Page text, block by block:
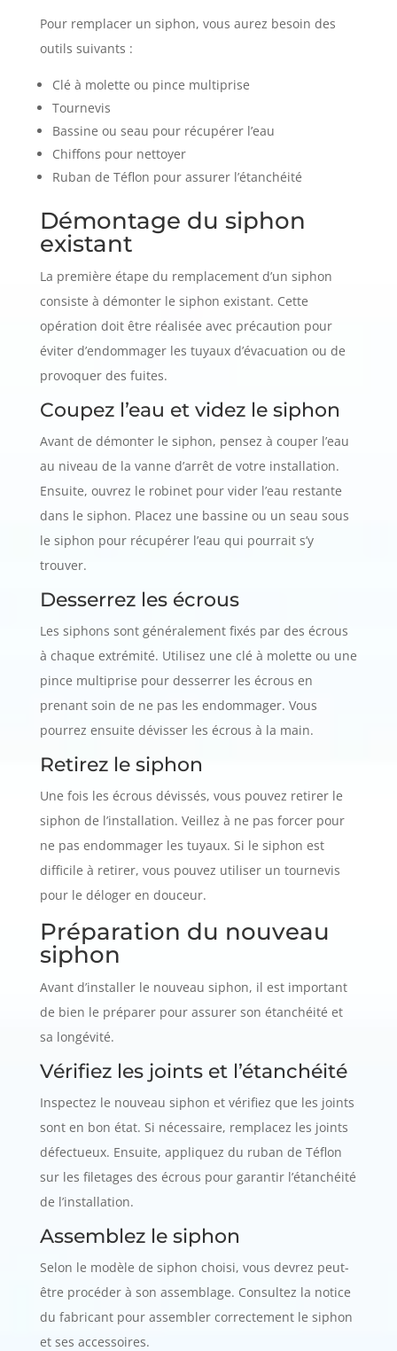
Pour remplacer un siphon, vous aurez besoin des
outils suivants :
Clé à molette ou pince multiprise
Tournevis
Bassine ou seau pour récupérer l’eau
Chiffons pour nettoyer
Ruban de Téflon pour assurer l’étanchéité
Démontage du siphon
existant
La première étape du remplacement d’un siphon
consiste à démonter le siphon existant. Cette
opération doit être réalisée avec précaution pour
éviter d’endommager les tuyaux d’évacuation ou de
provoquer des fuites.
Coupez l’eau et videz le siphon
Avant de démonter le siphon, pensez à couper l’eau
au niveau de la vanne d’arrêt de votre installation.
Ensuite, ouvrez le robinet pour vider l’eau restante
dans le siphon. Placez une bassine ou un seau sous
le siphon pour récupérer l’eau qui pourrait s’y
trouver.
Desserrez les écrous
Les siphons sont généralement fixés par des écrous
à chaque extrémité. Utilisez une clé à molette ou une
pince multiprise pour desserrer les écrous en
prenant soin de ne pas les endommager. Vous
pourrez ensuite dévisser les écrous à la main.
Retirez le siphon
Une fois les écrous dévissés, vous pouvez retirer le
siphon de l’installation. Veillez à ne pas forcer pour
ne pas endommager les tuyaux. Si le siphon est
difficile à retirer, vous pouvez utiliser un tournevis
pour le déloger en douceur.
Préparation du nouveau
siphon
Avant d’installer le nouveau siphon, il est important
de bien le préparer pour assurer son étanchéité et
sa longévité.
Vérifiez les joints et l’étanchéité
Inspectez le nouveau siphon et vérifiez que les joints
sont en bon état. Si nécessaire, remplacez les joints
défectueux. Ensuite, appliquez du ruban de Téflon
sur les filetages des écrous pour garantir l’étanchéité
de l’installation.
Assemblez le siphon
Selon le modèle de siphon choisi, vous devrez peut-
être procéder à son assemblage. Consultez la notice
du fabricant pour assembler correctement le siphon
et ses accessoires.